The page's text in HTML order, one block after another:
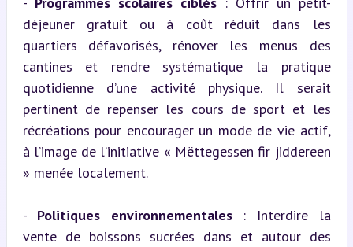
déjeuner gratuit ou à coût réduit dans les
quartiers défavorisés, rénover les menus des
cantines et rendre systématique la pratique
quotidienne d’une activité physique. Il serait
pertinent de repenser les cours de sport et les
récréations pour encourager un mode de vie actif,
à l’image de l’initiative « Mëttegessen fir jiddereen
» menée localement.
- Politiques environnementales : Interdire la
vente de boissons sucrées dans et autour des